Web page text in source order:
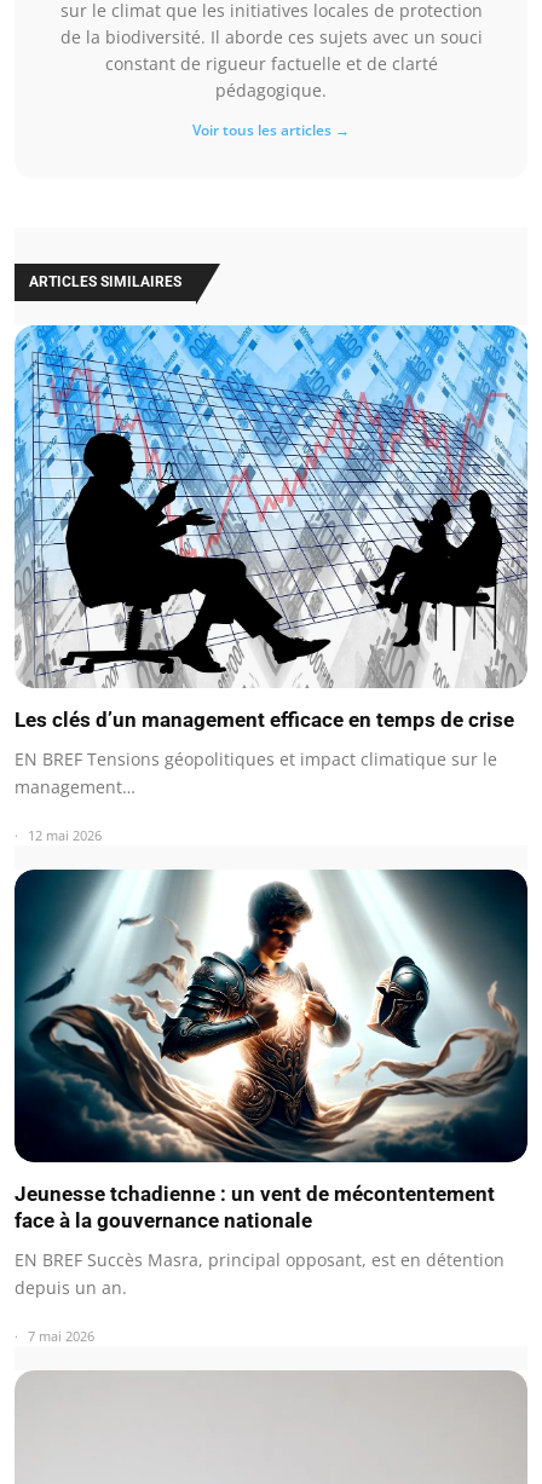
sur le climat que les initiatives locales de protection
de la biodiversité. Il aborde ces sujets avec un souci
constant de rigueur factuelle et de clarté
pédagogique.
Voir tous les articles →
ARTICLES SIMILAIRES
Les clés d’un management efficace en temps de crise
EN BREF Tensions géopolitiques et impact climatique sur le
management…
12 mai 2026
Jeunesse tchadienne : un vent de mécontentement
face à la gouvernance nationale
EN BREF Succès Masra, principal opposant, est en détention
depuis un an.
7 mai 2026